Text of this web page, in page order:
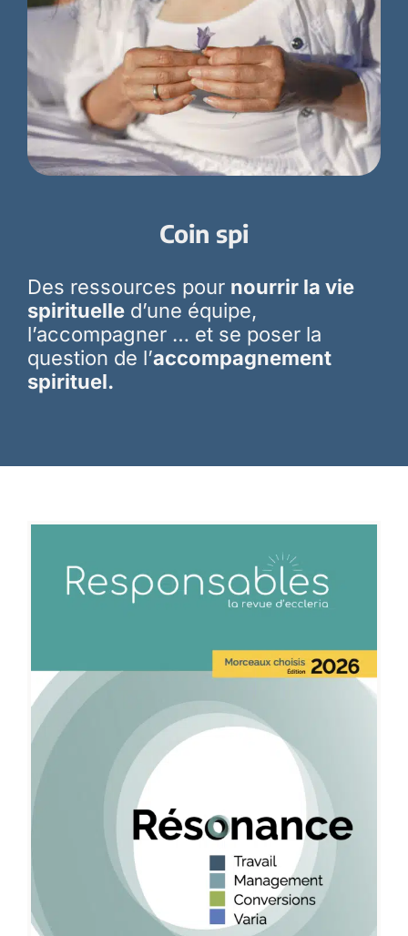
Coin spi
Des ressources pour nourrir la vie
spirituelled’une équipe,
l’accompagner … et se poser la
question de l’accompagnement
spirituel.